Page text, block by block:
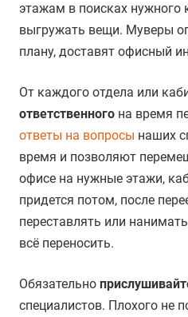
этажам в поисках нужного
выгружать вещи. Муверы
плану, доставят офисный
От каждого отдела или
ответственного на время
ответы на вопросы наших
время и позволяют
офисе на нужные этажи,
придется потом, после
переставлять или
всё переносить.
Обязательно
специалистов. Плохого не